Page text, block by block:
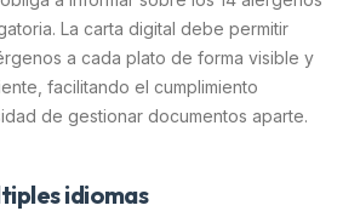
La carta digital debe permitir
a cada plato de forma visible y
facilitando el cumplimiento
de gestionar documentos aparte.
idiomas